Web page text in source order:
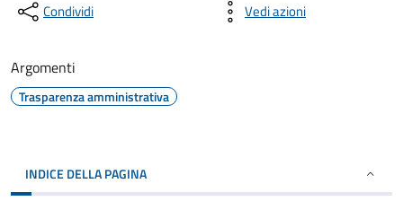
Condividi Vedi azioni
Argomenti
Trasparenza amministrativa
INDICE DELLA PAGINA